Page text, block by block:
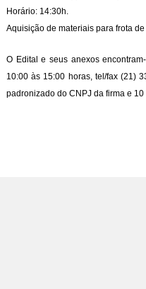
Horário: 14:30h.
Aquisição de materiais para frota
O Edital e seus anexos
10:00 às 15:00 horas, tel/fax (21)
padronizado do CNPJ da firma e